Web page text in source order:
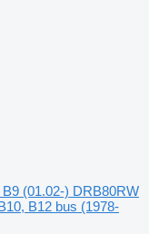
(01.02-) DRB80RW
B12 bus (1978-